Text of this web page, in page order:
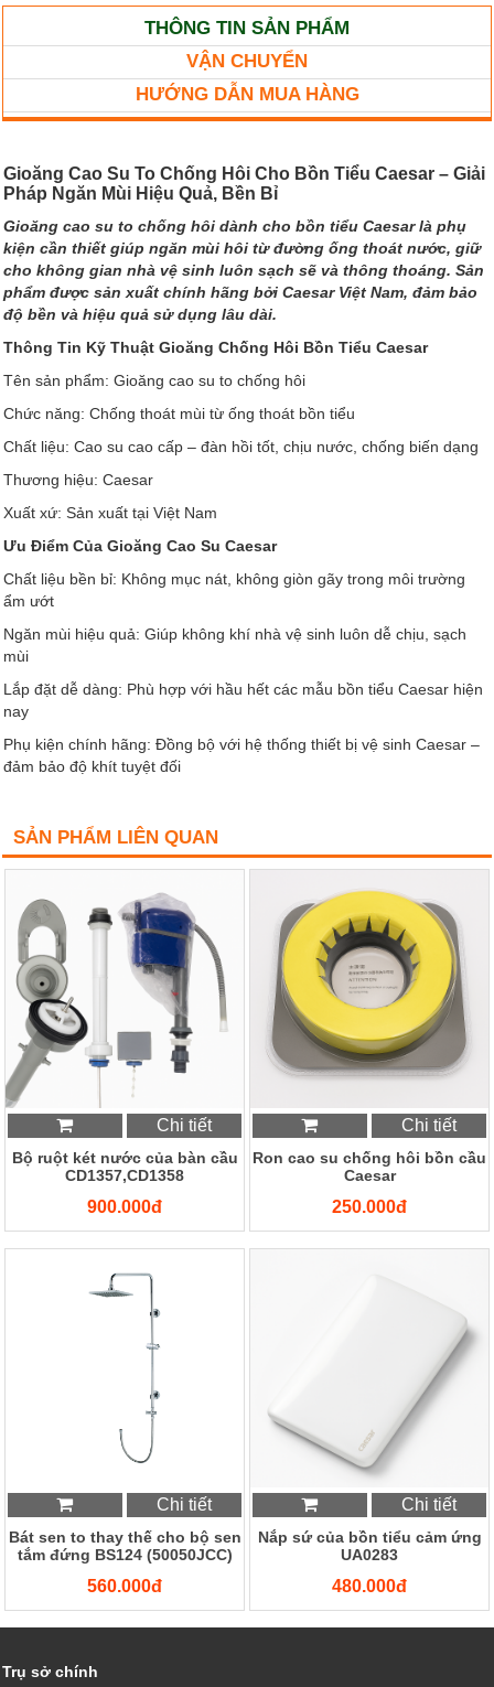
THÔNG TIN SẢN PHẨM
VẬN CHUYỂN
HƯỚNG DẪN MUA HÀNG
Gioăng Cao Su To Chống Hôi Cho Bồn Tiểu Caesar – Giải
Pháp Ngăn Mùi Hiệu Quả, Bền Bỉ
Gioăng cao su to chống hôi dành cho bồn tiểu Caesar là phụ
kiện cần thiết giúp ngăn mùi hôi từ đường ống thoát nước, giữ
cho không gian nhà vệ sinh luôn sạch sẽ và thông thoáng. Sản
phẩm được sản xuất chính hãng bởi Caesar Việt Nam, đảm bảo
độ bền và hiệu quả sử dụng lâu dài.
Thông Tin Kỹ Thuật Gioăng Chống Hôi Bồn Tiểu Caesar
Tên sản phẩm: Gioăng cao su to chống hôi
Chức năng: Chống thoát mùi từ ống thoát bồn tiểu
Chất liệu: Cao su cao cấp – đàn hồi tốt, chịu nước, chống biến dạng
Thương hiệu: Caesar
Xuất xứ: Sản xuất tại Việt Nam
Ưu Điểm Của Gioăng Cao Su Caesar
Chất liệu bền bỉ: Không mục nát, không giòn gãy trong môi trường
ẩm ướt
Ngăn mùi hiệu quả: Giúp không khí nhà vệ sinh luôn dễ chịu, sạch
mùi
Lắp đặt dễ dàng: Phù hợp với hầu hết các mẫu bồn tiểu Caesar hiện
nay
Phụ kiện chính hãng: Đồng bộ với hệ thống thiết bị vệ sinh Caesar –
đảm bảo độ khít tuyệt đối
SẢN PHẨM LIÊN QUAN
Chi tiết
Bộ ruột két nước của bàn cầu
CD1357,CD1358
900.000đ
Chi tiết
Ron cao su chống hôi bồn cầu
Caesar
250.000đ
Chi tiết
Bát sen to thay thế cho bộ sen
tắm đứng BS124 (50050JCC)
560.000đ
Chi tiết
Nắp sứ của bồn tiểu cảm ứng
UA0283
480.000đ
Trụ sở chính